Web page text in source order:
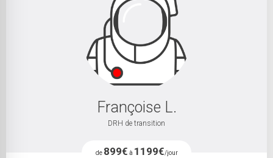
Françoise L.
DRH de transition
de 899€ à 1199€/jour